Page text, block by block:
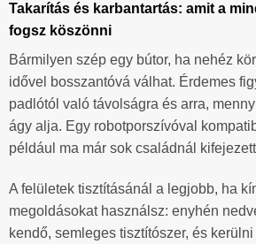
Takarítás és karbantartás: amit a
fogsz köszönni
Bármilyen szép egy bútor, ha nehéz
idővel bosszantóvá válhat. Érdemes
padlótól való távolságra és arra,
ágy alja. Egy robotporszívóval
például ma már sok családnál
A felületek tisztításánál a legjobb, ha
megoldásokat használsz: enyhén
kendő, semleges tisztítószer, és